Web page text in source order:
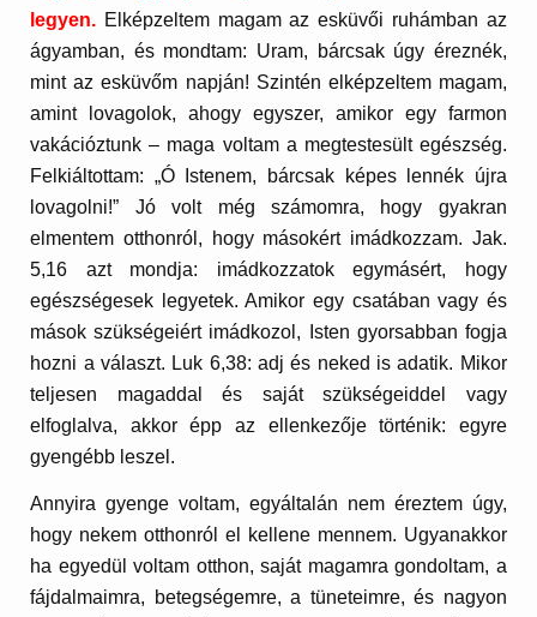
legyen. Elképzeltem magam az esküvői ruhámban az
ágyamban, és mondtam: Uram, bárcsak úgy éreznék,
mint az esküvőm napján! Szintén elképzeltem magam,
amint lovagolok, ahogy egyszer, amikor egy farmon
vakációztunk – maga voltam a megtestesült egészség.
Felkiáltottam: „Ó Istenem, bárcsak képes lennék újra
lovagolni!” Jó volt még számomra, hogy gyakran
elmentem otthonról, hogy másokért imádkozzam. Jak.
5,16 azt mondja: imádkozzatok egymásért, hogy
egészségesek legyetek. Amikor egy csatában vagy és
mások szükségeiért imádkozol, Isten gyorsabban fogja
hozni a választ. Luk 6,38: adj és neked is adatik. Mikor
teljesen magaddal és saját szükségeiddel vagy
elfoglalva, akkor épp az ellenkezője történik: egyre
gyengébb leszel.
Annyira gyenge voltam, egyáltalán nem éreztem úgy,
hogy nekem otthonról el kellene mennem. Ugyanakkor
ha egyedül voltam otthon, saját magamra gondoltam, a
fájdalmaimra, betegségemre, a tüneteimre, és nagyon